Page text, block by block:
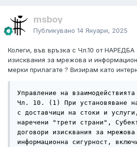
msboy
Публикувано 14 Януари, 2025
Колеги, във връзка с Чл.10 от
изисквания за мрежова и
мерки прилагате ? Визирам като
Управление на
Чл. 10. (1) При установяване на
с доставчици на стоки и услуги,
наречени "трети страни",
договори изисквания за
информационна сигурност,